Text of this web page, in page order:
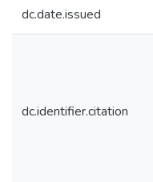
dc.date.issued
dc.identifier.citation